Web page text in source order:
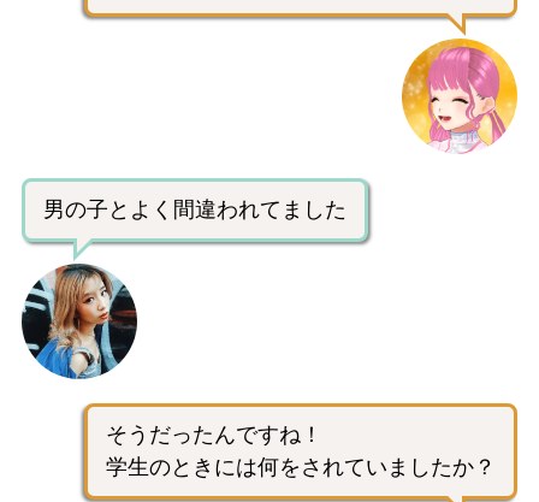
男の子とよく間違われてました
そうだったんですね！
学生のときには何をされていましたか？